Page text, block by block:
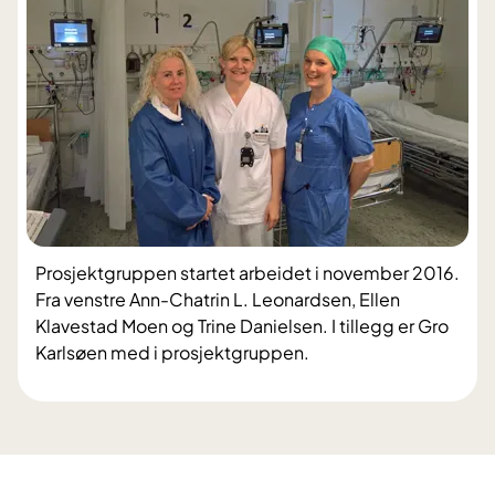
Prosjektgruppen startet arbeidet i november 2016.
Fra venstre Ann-Chatrin L. Leonardsen, Ellen
Klavestad Moen og Trine Danielsen. I tillegg er Gro
Karlsøen med i prosjektgruppen.